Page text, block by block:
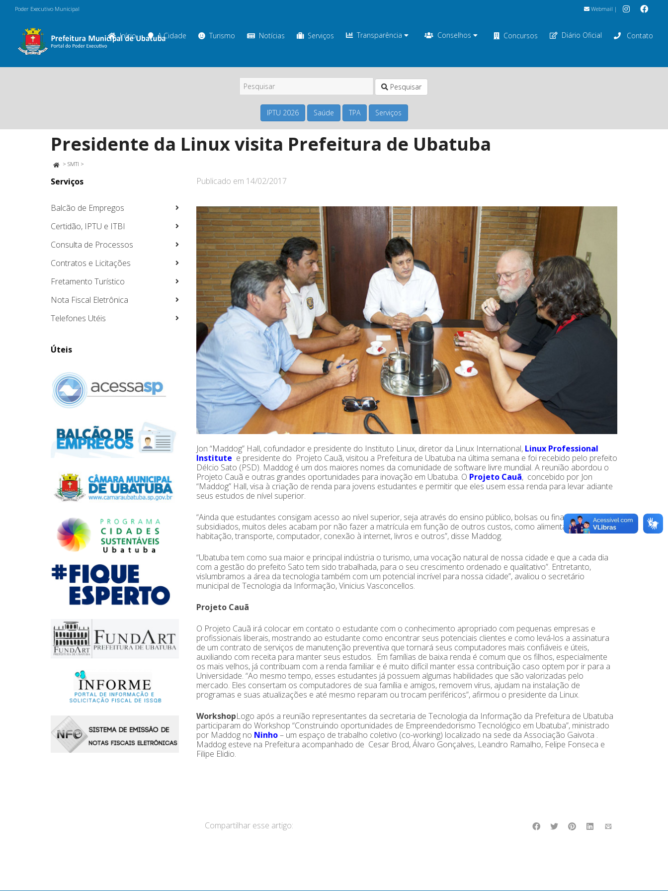
Poder Executivo Municipal Webmail |
Início A Cidade Turismo Notícias Serviços Transparência Conselhos Concursos Diário Oficial Contato
Pesquisar
IPTU 2026 Saúde TPA Serviços
Presidente da Linux visita Prefeitura de Ubatuba
> SMTI >
Publicado em 14/02/2017
Jon “Maddog” Hall, cofundador e presidente do Instituto Linux, diretor da Linux International, Linux Professional
Institute e presidente do Projeto Cauã, visitou a Prefeitura de Ubatuba na última semana e foi recebido pelo prefeito
Délcio Sato (PSD). Maddog é um dos maiores nomes da comunidade de software livre mundial. A reunião abordou o
Projeto Cauã e outras grandes oportunidades para inovação em Ubatuba. O Projeto Cauã, concebido por Jon
“Maddog” Hall, visa à criação de renda para jovens estudantes e permitir que eles usem essa renda para levar adiante
seus estudos de nível superior.
“Ainda que estudantes consigam acesso ao nível superior, seja através do ensino público, bolsas ou financiamentos
subsidiados, muitos deles acabam por não fazer a matrícula em função de outros custos, como alimentação,
habitação, transporte, computador, conexão à internet, livros e outros”, disse Maddog.
“Ubatuba tem como sua maior e principal indústria o turismo, uma vocação natural de nossa cidade e que a cada dia
com a gestão do prefeito Sato tem sido trabalhada, para o seu crescimento ordenado e qualitativo”. Entretanto,
vislumbramos a área da tecnologia também com um potencial incrível para nossa cidade”, avaliou o secretário
municipal de Tecnologia da Informação, Vinicius Vasconcellos.
Projeto Cauã
O Projeto Cauã irá colocar em contato o estudante com o conhecimento apropriado com pequenas empresas e
profissionais liberais, mostrando ao estudante como encontrar seus potenciais clientes e como levá-los a assinatura
de um contrato de serviços de manutenção preventiva que tornará seus computadores mais confiáveis e úteis,
auxiliando com receita para manter seus estudos. Em famílias de baixa renda é comum que os filhos, especialmente
os mais velhos, já contribuam com a renda familiar e é muito difícil manter essa contribuição caso optem por ir para a
Universidade. “Ao mesmo tempo, esses estudantes já possuem algumas habilidades que são valorizadas pelo
mercado. Eles consertam os computadores de sua família e amigos, removem vírus, ajudam na instalação de
programas e suas atualizações e até mesmo reparam ou trocam periféricos”, afirmou o presidente da Linux.
WorkshopLogo após a reunião representantes da secretaria de Tecnologia da Informação da Prefeitura de Ubatuba
participaram do Workshop “Construindo oportunidades de Empreendedorismo Tecnológico em Ubatuba”, ministrado
por Maddog no Ninho– um espaço de trabalho coletivo (co-working) localizado na sede da Associação Gaivota .
Maddog esteve na Prefeitura acompanhado de Cesar Brod, Álvaro Gonçalves, Leandro Ramalho, Felipe Fonseca e
Filipe Elidio.
Compartilhar esse artigo:
Serviços
Balcão de Empregos
Certidão, IPTU e ITBI
Consulta de Processos
Contratos e Licitações
Fretamento Turístico
Nota Fiscal Eletrônica
Telefones Utéis
Úteis